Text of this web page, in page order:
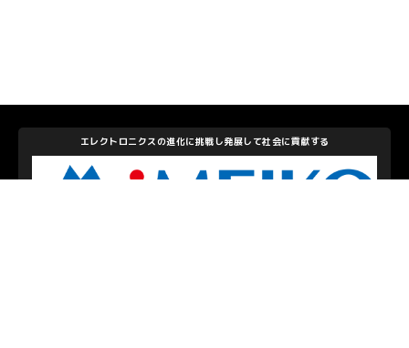
エレクトロニクスの進化に挑戦し発展して社会に貢献する